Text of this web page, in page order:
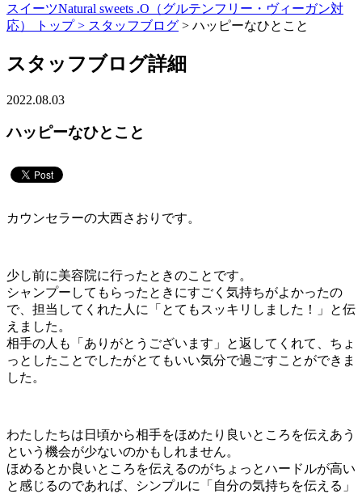
スイーツNatural sweets .O（グルテンフリー・ヴィーガン対
応） トップ > スタッフブログ > ハッピーなひとこと
スタッフブログ詳細
2022.08.03
ハッピーなひとこと
カウンセラーの大西さおりです。
少し前に美容院に行ったときのことです。
シャンプーしてもらったときにすごく気持ちがよかったの
で、担当してくれた人に「とてもスッキリしました！」と伝
えました。
相手の人も「ありがとうございます」と返してくれて、ちょ
っとしたことでしたがとてもいい気分で過ごすことができま
した。
わたしたちは日頃から相手をほめたり良いところを伝えあう
という機会が少ないのかもしれません。
ほめるとか良いところを伝えるのがちょっとハードルが高い
と感じるのであれば、シンプルに「自分の気持ちを伝える」